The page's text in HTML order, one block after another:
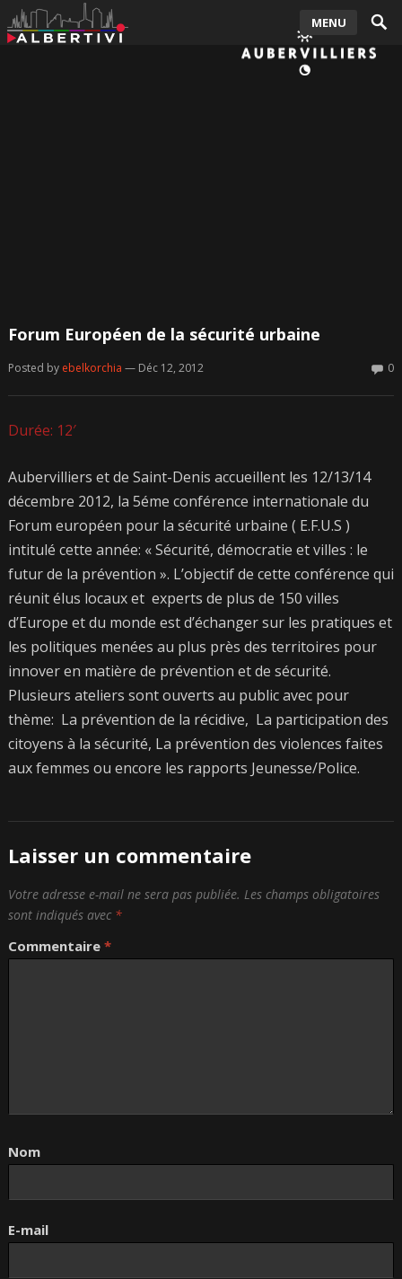
MENU
Forum Européen de la sécurité urbaine
Posted by ebelkorchia — Déc 12, 2012 0
Durée: 12′
Aubervilliers et de Saint-Denis accueillent les 12/13/14
décembre 2012, la 5éme conférence internationale du
Forum européen pour la sécurité urbaine ( E.F.U.S )
intitulé cette année: « Sécurité, démocratie et villes : le
futur de la prévention ». L’objectif de cette conférence qui
réunit élus locaux et experts de plus de 150 villes
d’Europe et du monde est d’échanger sur les pratiques et
les politiques menées au plus près des territoires pour
innover en matière de prévention et de sécurité.
Plusieurs ateliers sont ouverts au public avec pour
thème: La prévention de la récidive, La participation des
citoyens à la sécurité, La prévention des violences faites
aux femmes ou encore les rapports Jeunesse/Police.
Laisser un commentaire
Votre adresse e-mail ne sera pas publiée. Les champs obligatoires
sont indiqués avec *
Commentaire *
Nom
E-mail